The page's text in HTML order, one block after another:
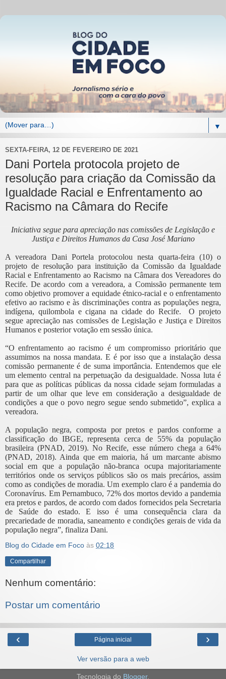
▼
SEXTA-FEIRA, 12 DE FEVEREIRO DE 2021
Dani Portela protocola projeto de
resolução para criação da Comissão da
Igualdade Racial e Enfrentamento ao
Racismo na Câmara do Recife
Iniciativa segue para apreciação nas comissões de Legislação e
Justiça e Direitos Humanos da Casa José Mariano
A vereadora Dani Portela protocolou nesta quarta-feira (10) o
projeto de resolução para instituição da Comissão da Igualdade
Racial e Enfrentamento ao Racismo na Câmara dos Vereadores do
Recife. De acordo com a vereadora, a Comissão permanente tem
como objetivo promover a equidade étnico-racial e o enfrentamento
efetivo ao racismo e às discriminações contra as populações negra,
indígena, quilombola e cigana na cidade do Recife. O projeto
segue apreciação nas comissões de Legislação e Justiça e Direitos
Humanos e posterior votação em sessão única.
“O enfrentamento ao racismo é um compromisso prioritário que
assumimos na nossa mandata. E é por isso que a instalação dessa
comissão permanente é de suma importância. Entendemos que ele
um elemento central na perpetuação da desigualdade. Nossa luta é
para que as políticas públicas da nossa cidade sejam formuladas a
partir de um olhar que leve em consideração a desigualdade de
condições a que o povo negro segue sendo submetido”, explica a
vereadora.
A população negra, composta por pretos e pardos conforme a
classificação do IBGE, representa cerca de 55% da população
brasileira (PNAD, 2019). No Recife, esse número chega a 64%
(PNAD, 2018). Ainda que em maioria, há um marcante abismo
social em que a população não-branca ocupa majoritariamente
territórios onde os serviços públicos são os mais precários, assim
como as condições de moradia. Um exemplo claro é a pandemia do
Coronavírus. Em Pernambuco, 72% dos mortos devido a pandemia
era pretos e pardos, de acordo com dados fornecidos pela Secretaria
de Saúde do estado. E isso é uma consequência clara da
precariedade de moradia, saneamento e condições gerais de vida da
população negra”, finaliza Dani.
Blog do Cidade em Foco às 02:18
Compartilhar
Nenhum comentário:
Postar um comentário
‹ ›
Página inicial
Ver versão para a web
Tecnologia do Blogger.